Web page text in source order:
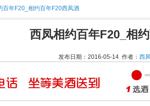
百年F20_相约百年F20西凤酒
西凤相约百年F20_相
发布日期：2016-05-14 作者： 西